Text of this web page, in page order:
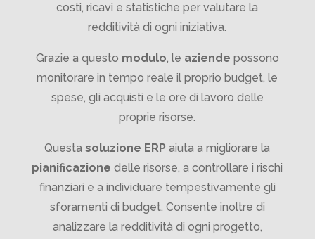
costi, ricavi e statistiche per valutare la
redditività di ogni iniziativa.
Grazie a questo modulo, le aziende possono
monitorare in tempo reale il proprio budget, le
spese, gli acquisti e le ore di lavoro delle
proprie risorse.
Questasoluzione ERP aiuta a migliorare la
pianificazione delle risorse, a controllare i rischi
finanziari e a individuare tempestivamente gli
sforamenti di budget. Consente inoltre di
analizzare la redditività di ogni progetto,